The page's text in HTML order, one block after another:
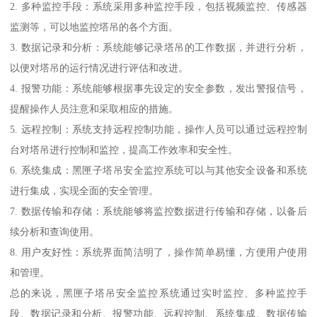
2. 多种监控手段：系统采用多种监控手段，包括视频监控、传感器
监测等，可以地监控塔吊的各个方面。
3. 数据记录和分析：系统能够记录塔吊的工作数据，并进行分析，
以便对塔吊的运行情况进行评估和改进。
4. 报警功能：系统能够根据事先设定的安全参数，发出警报信号，
提醒操作人员注意和采取相应的措施。
5. 远程控制：系统支持远程控制功能，操作人员可以通过远程控制
台对塔吊进行控制和监控，提高工作效率和安全性。
6. 系统集成：黑匣子塔吊安全监控系统可以与其他安全设备和系统
进行集成，实现全面的安全管理。
7. 数据传输和存储：系统能够将监控数据进行传输和存储，以备后
续分析和查询使用。
8. 用户友好性：系统界面简洁明了，操作简单易懂，方便用户使用
和管理。
总的来说，黑匣子塔吊安全监控系统通过实时监控、多种监控手
段、数据记录和分析、报警功能、远程控制、系统集成、数据传输